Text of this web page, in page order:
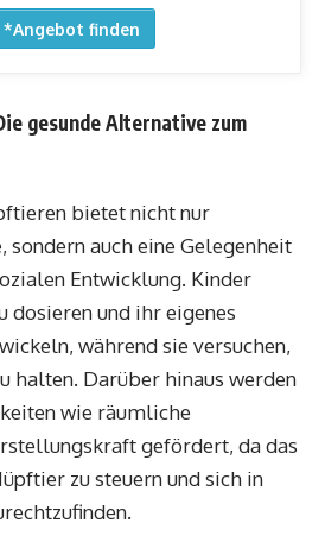
*Angebot finden
gesunde Alternative zum
bietet nicht nur
auch eine Gelegenheit
Entwicklung. Kinder
dosieren und ihr eigenes
während sie versuchen,
halten. Darüber hinaus werden
wie räumliche
gefördert, da das
zu steuern und sich in